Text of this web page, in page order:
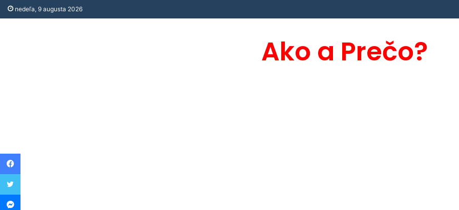
nedeľa, 9 augusta 2026
Ako a Prečo?
Facebook
Twitter
Messenger